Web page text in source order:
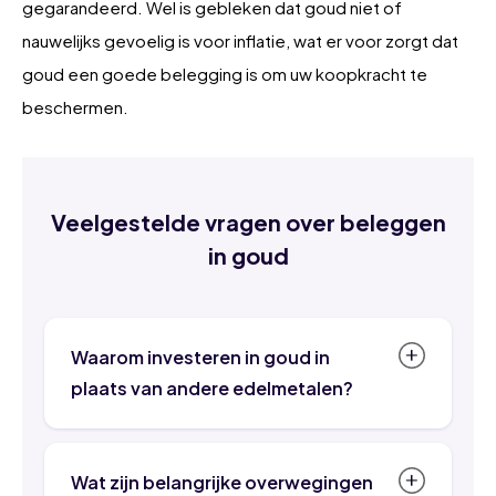
gegarandeerd. Wel is gebleken dat goud niet of
nauwelijks gevoelig is voor inflatie, wat er voor zorgt dat
goud een goede belegging is om uw koopkracht te
beschermen.
Veelgestelde vragen over beleggen
in goud
Waarom investeren in goud in
plaats van andere edelmetalen?
Goud kent een lange geschiedenis en is
Wat zijn belangrijke overwegingen